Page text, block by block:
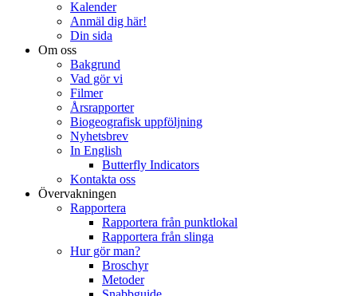
Kalender
Anmäl dig här!
Din sida
Om oss
Bakgrund
Vad gör vi
Filmer
Årsrapporter
Biogeografisk uppföljning
Nyhetsbrev
In English
Butterfly Indicators
Kontakta oss
Övervakningen
Rapportera
Rapportera från punktlokal
Rapportera från slinga
Hur gör man?
Broschyr
Metoder